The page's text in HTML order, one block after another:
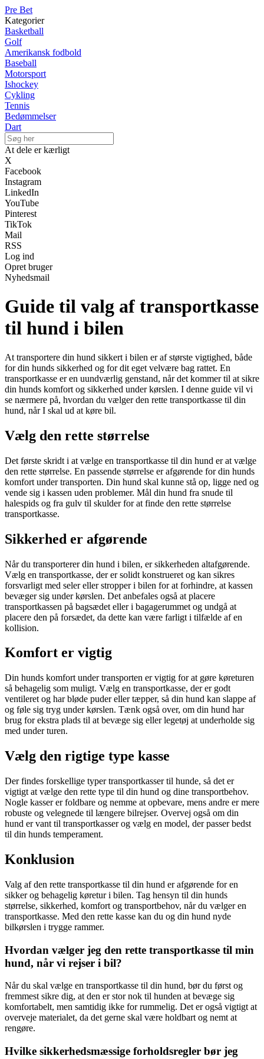
Pre Bet
Kategorier
Basketball
Golf
Amerikansk fodbold
Baseball
Motorsport
Ishockey
Cykling
Tennis
Bedømmelser
Dart
At dele er kærligt
X
Facebook
Instagram
LinkedIn
YouTube
Pinterest
TikTok
Mail
RSS
Log ind
Opret bruger
Nyhedsmail
Guide til valg af transportkasse
til hund i bilen
At transportere din hund sikkert i bilen er af største vigtighed, både
for din hunds sikkerhed og for dit eget velvære bag rattet. En
transportkasse er en uundværlig genstand, når det kommer til at sikre
din hunds komfort og sikkerhed under kørslen. I denne guide vil vi
se nærmere på, hvordan du vælger den rette transportkasse til din
hund, når I skal ud at køre bil.
Vælg den rette størrelse
Det første skridt i at vælge en transportkasse til din hund er at vælge
den rette størrelse. En passende størrelse er afgørende for din hunds
komfort under transporten. Din hund skal kunne stå op, ligge ned og
vende sig i kassen uden problemer. Mål din hund fra snude til
halespids og fra gulv til skulder for at finde den rette størrelse
transportkasse.
Sikkerhed er afgørende
Når du transporterer din hund i bilen, er sikkerheden altafgørende.
Vælg en transportkasse, der er solidt konstrueret og kan sikres
forsvarligt med seler eller stropper i bilen for at forhindre, at kassen
bevæger sig under kørslen. Det anbefales også at placere
transportkassen på bagsædet eller i bagagerummet og undgå at
placere den på forsædet, da dette kan være farligt i tilfælde af en
kollision.
Komfort er vigtig
Din hunds komfort under transporten er vigtig for at gøre køreturen
så behagelig som muligt. Vælg en transportkasse, der er godt
ventileret og har bløde puder eller tæpper, så din hund kan slappe af
og føle sig tryg under kørslen. Tænk også over, om din hund har
brug for ekstra plads til at bevæge sig eller legetøj at underholde sig
med under turen.
Vælg den rigtige type kasse
Der findes forskellige typer transportkasser til hunde, så det er
vigtigt at vælge den rette type til din hund og dine transportbehov.
Nogle kasser er foldbare og nemme at opbevare, mens andre er mere
robuste og velegnede til længere bilrejser. Overvej også om din
hund er vant til transportkasser og vælg en model, der passer bedst
til din hunds temperament.
Konklusion
Valg af den rette transportkasse til din hund er afgørende for en
sikker og behagelig køretur i bilen. Tag hensyn til din hunds
størrelse, sikkerhed, komfort og transportbehov, når du vælger en
transportkasse. Med den rette kasse kan du og din hund nyde
bilkørslen i trygge rammer.
Hvordan vælger jeg den rette transportkasse til min
hund, når vi rejser i bil?
Når du skal vælge en transportkasse til din hund, bør du først og
fremmest sikre dig, at den er stor nok til hunden at bevæge sig
komfortabelt, men samtidig ikke for rummelig. Det er også vigtigt at
overveje materialet, da det gerne skal være holdbart og nemt at
rengøre.
Hvilke sikkerhedsmæssige forholdsregler bør jeg